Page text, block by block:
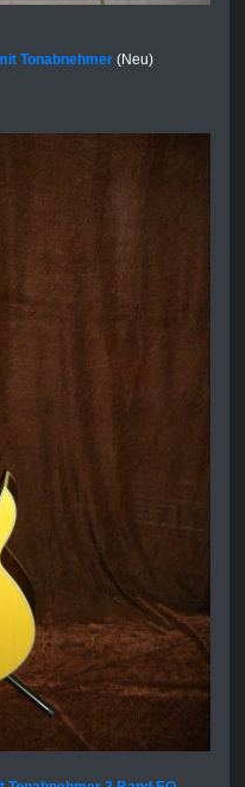
Tonabnehmer (Neu)